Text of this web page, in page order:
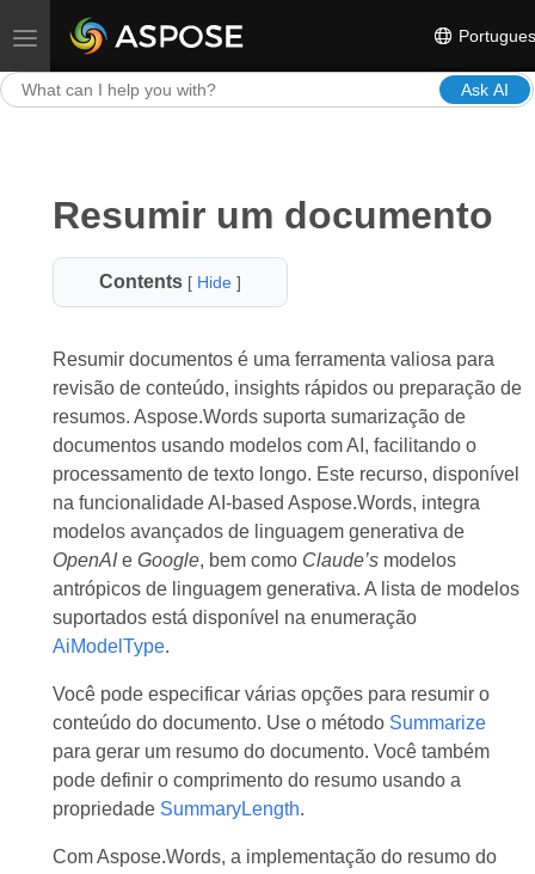
Toggle navigation
Ask AI
Resumir um documento
Contents [ Hide]
Resumir documentos é uma ferramenta valiosa para
revisão de conteúdo, insights rápidos ou preparação de
resumos. Aspose.Words suporta sumarização de
documentos usando modelos com AI, facilitando o
processamento de texto longo. Este recurso, disponível
na funcionalidade AI-based Aspose.Words, integra
modelos avançados de linguagem generativa de
OpenAIe Google, bem como Claude’smodelos
antrópicos de linguagem generativa. A lista de modelos
suportados está disponível na enumeração
AiModelType.
Você pode especificar várias opções para resumir o
conteúdo do documento. Use o método Summarize
para gerar um resumo do documento. Você também
pode definir o comprimento do resumo usando a
propriedade SummaryLength.
Com Aspose.Words, a implementação do resumo do